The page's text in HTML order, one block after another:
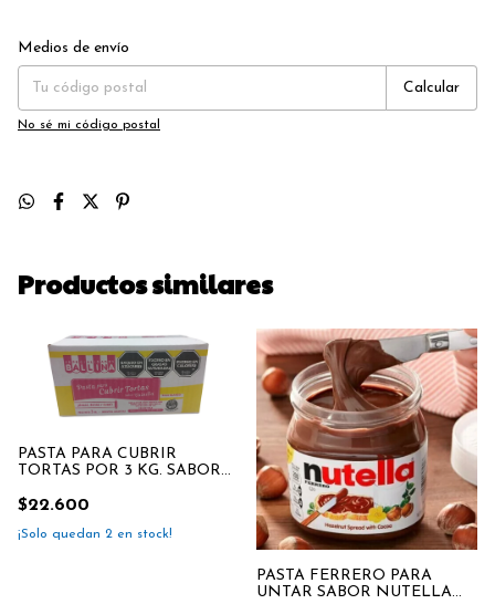
Entregas para el CP:
Medios de envío
Calcular
No sé mi código postal
Productos similares
PASTA PARA CUBRIR
TORTAS POR 3 KG. SABOR
$22.600
¡Solo quedan 2 en stock!
PASTA FERRERO PARA
UNTAR SABOR NUTELLA